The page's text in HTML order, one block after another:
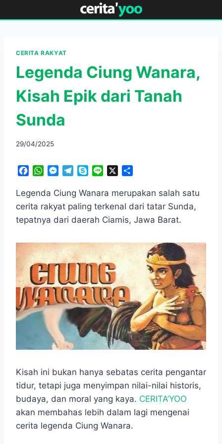
to
CERITA RAKYAT
Legenda Ciung Wanara,
Kisah Epik dari Tanah
Sunda
29/04/2025
c
e
o
W
a
t
A
p
M
s
s
n
e
l
e
g
r
m
y
p
e
n
e
a
r
e
Legenda Ciung Wanara merupakan salah satu
cerita rakyat paling terkenal dari tatar Sunda,
tepatnya dari daerah Ciamis, Jawa Barat.
Kisah ini bukan hanya sebatas cerita pengantar
tidur, tetapi juga menyimpan nilai-nilai historis,
budaya, dan moral yang kaya. CERITA’YOO
akan membahas lebih dalam lagi mengenai
cerita legenda Ciung Wanara.